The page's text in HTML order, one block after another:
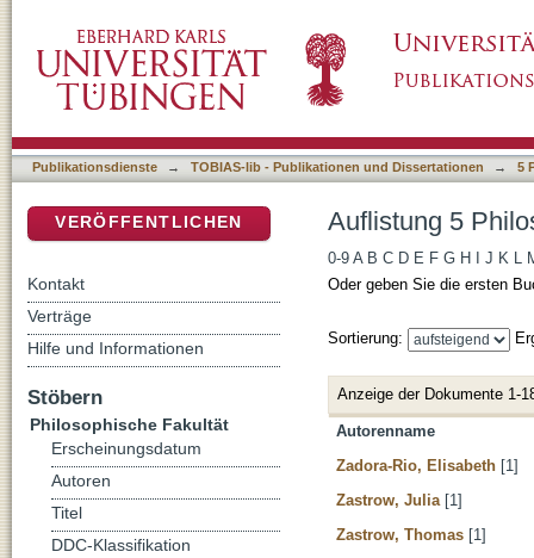
Publikationsdienste → TOBIAS-lib - Publikationen und Dissertationen → 5
Auflistung 5
0-9 A B C D E F G H J K L
Oder geben Sie die ersten
Sortierung:
Anzeige der Dokumente 1-
Autorenname
Zadora-Rio, Elisabeth [1]
Zastrow, Julia [1]
Zastrow, Thomas [1]
VERÖFFENTLICHEN
Kontakt
Verträge
Hilfe und Informationen
Stöbern
Philosophische Fakultät
Erscheinungsdatum
Autoren
Titel
DDC-Klassifikation